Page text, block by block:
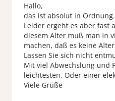
Hallo,
das ist absolut in
Leider ergeht es aber fast
diesem Alter muß man in
machen, daß es keine
Lassen Sie sich nicht
Mit viel Abwechslung und
leichtesten. Oder einer
Viele Grüße